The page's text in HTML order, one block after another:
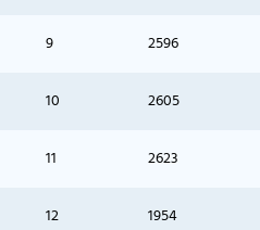
9 2596
10 2605
11 2623
12 1954